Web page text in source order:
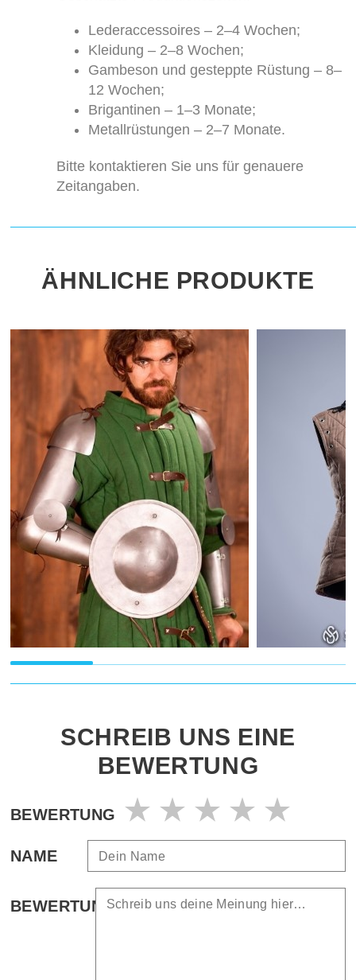
Lederaccessoires – 2–4 Wochen;
Kleidung – 2–8 Wochen;
Gambeson und gesteppte Rüstung – 8–
12 Wochen;
Brigantinen – 1–3 Monate;
Metallrüstungen – 2–7 Monate.
Bitte kontaktieren Sie uns für genauere
Zeitangaben.
ÄHNLICHE PRODUKTE
SCHREIB UNS EINE
BEWERTUNG
BEWERTUNG
NAME
BEWERTUNG